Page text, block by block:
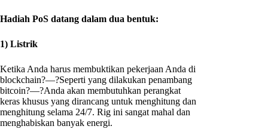
Hadiah PoS datang dalam dua bentuk:
1) Listrik
Ketika Anda harus membuktikan pekerjaan Anda di
blockchain?—?Seperti yang dilakukan penambang
bitcoin?—?Anda akan membutuhkan perangkat
keras khusus yang dirancang untuk menghitung dan
menghitung selama 24/7. Rig ini sangat mahal dan
menghabiskan banyak energi.